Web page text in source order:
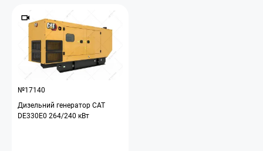
№17140
Дизельний генератор CAT
DE330E0 264/240 кВт